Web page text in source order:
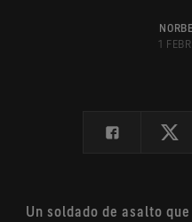
1
Un soldado de asalto